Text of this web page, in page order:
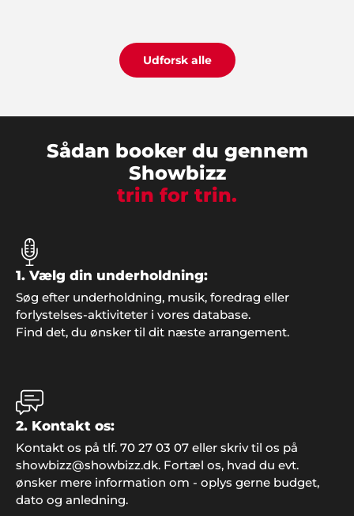
nogen. Vi havde en helt genial fest, takket være
danseglade gæster. Tak til Showbizz Danmark".
Udforsk alle
Sådan booker du gennem
Showbizz
trin for trin.
1. Vælg din underholdning:
Søg efter underholdning, musik, foredrag eller
forlystelses-aktiviteter i vores database.
Find det, du ønsker til dit næste arrangement.
2. Kontakt os:
Kontakt os på tlf. 70 27 03 07 eller skriv til os på
showbizz@showbizz.dk. Fortæl os, hvad du evt.
ønsker mere information om - oplys gerne budget,
dato og anledning.